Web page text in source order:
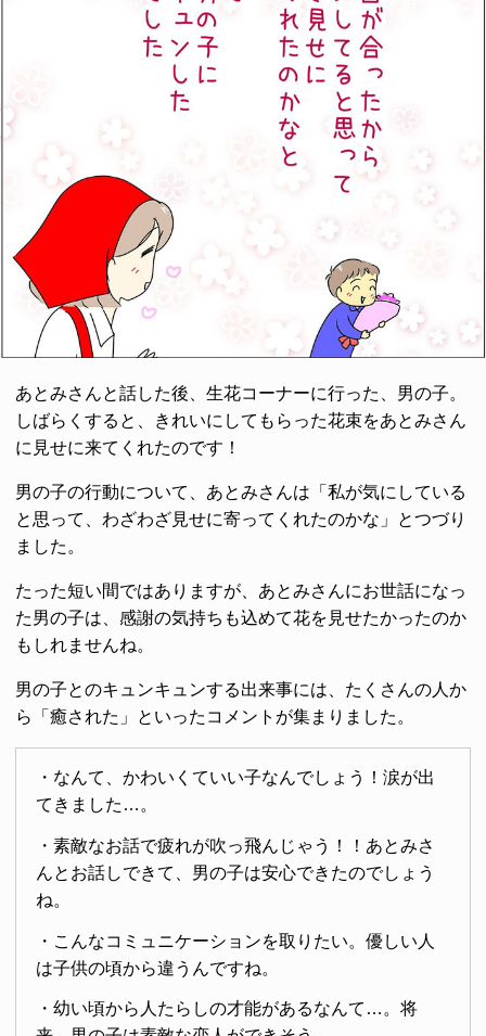
あとみさんと話した後、生花コーナーに行った、男の子。
しばらくすると、きれいにしてもらった花束をあとみさん
に見せに来てくれたのです！
男の子の行動について、あとみさんは「私が気にしている
と思って、わざわざ見せに寄ってくれたのかな」とつづり
ました。
たった短い間ではありますが、あとみさんにお世話になっ
た男の子は、感謝の気持ちも込めて花を見せたかったのか
もしれませんね。
男の子とのキュンキュンする出来事には、たくさんの人か
ら「癒された」といったコメントが集まりました。
・なんて、かわいくていい子なんでしょう！涙が出
てきました…。
・素敵なお話で疲れが吹っ飛んじゃう！！あとみさ
んとお話しできて、男の子は安心できたのでしょう
ね。
・こんなコミュニケーションを取りたい。優しい人
は子供の頃から違うんですね。
・幼い頃から人たらしの才能があるなんて…。将